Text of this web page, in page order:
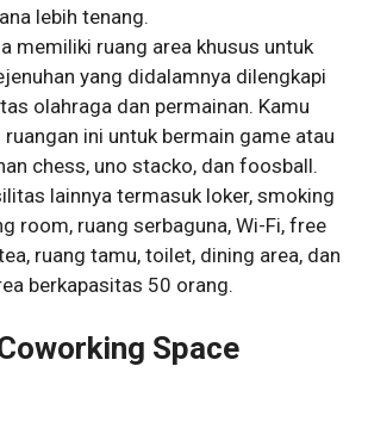
lebih tenang.
memiliki ruang area khusus untuk
yang didalamnya dilengkapi
olahraga dan permainan. Kamu
ruangan ini untuk bermain game atau
chess, uno stacko, dan foosball.
lainnya termasuk loker, smoking
room, ruang serbaguna, Wi-Fi, free
ruang tamu, toilet, dining area, dan
berkapasitas 50 orang.
Space